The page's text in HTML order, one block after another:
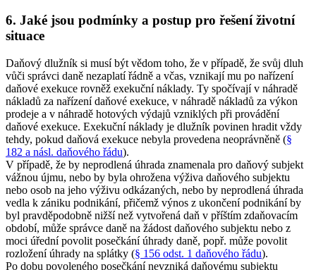
6. Jaké jsou podmínky a postup pro řešení životní
situace
Daňový dlužník si musí být vědom toho, že v případě, že svůj dluh
vůči správci daně nezaplatí řádně a včas, vznikají mu po nařízení
daňové exekuce rovněž exekuční náklady. Ty spočívají v náhradě
nákladů za nařízení daňové exekuce, v náhradě nákladů za výkon
prodeje a v náhradě hotových výdajů vzniklých při provádění
daňové exekuce. Exekuční náklady je dlužník povinen hradit vždy
tehdy, pokud daňová exekuce nebyla provedena neoprávněně (§
182 a násl. daňového řádu).
V případě, že by neprodlená úhrada znamenala pro daňový subjekt
vážnou újmu, nebo by byla ohrožena výživa daňového subjektu
nebo osob na jeho výživu odkázaných, nebo by neprodlená úhrada
vedla k zániku podnikání, přičemž výnos z ukončení podnikání by
byl pravděpodobně nižší než vytvořená daň v příštím zdaňovacím
období, může správce daně na žádost daňového subjektu nebo z
moci úřední povolit posečkání úhrady daně, popř. může povolit
rozložení úhrady na splátky (§ 156 odst. 1 daňového řádu).
Po dobu povoleného posečkání nevzniká daňovému subjektu